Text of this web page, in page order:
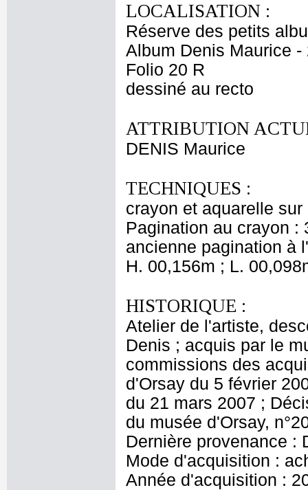
LOCALISATION :
Réserve des petits
Album Denis Maurice -
Folio 20 R
dessiné au recto
ATTRIBUTION
DENIS Maurice
TECHNIQUES :
crayon et aquarelle
Pagination au crayon :
ancienne pagination à
H. 00,156m ; L.
HISTORIQUE :
Atelier de l'artiste,
Denis ; acquis par le
commissions des
d'Orsay du 5 février
du 21 mars 2007 ;
du musée d'Orsay,
Dernière provenance :
Mode d'acquisition :
Année d'acquisition :